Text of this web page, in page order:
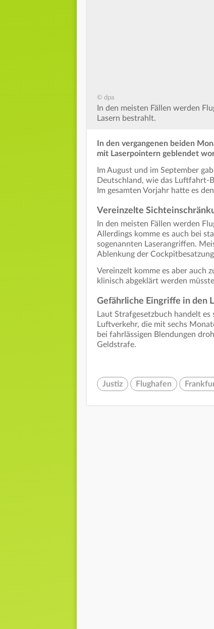
© dpa
In den meisten Fällen werden
Lasern bestrahlt.
In den vergangenen beiden
mit Laserpointern geblendet
Im August und im September
Deutschland, wie das Luftfahrt-
Im gesamten Vorjahr hatte es
Vereinzelte
In den meisten Fällen werden
Allerdings komme es auch bei
sogenannten Laserangriffen.
Ablenkung der
Vereinzelt komme es aber auch
klinisch abgeklärt werden
Gefährliche Eingriffe in den
Laut Strafgesetzbuch handelt
Luftverkehr, die mit sechs
bei fahrlässigen Blendungen
Geldstrafe.
Justiz Flughafen